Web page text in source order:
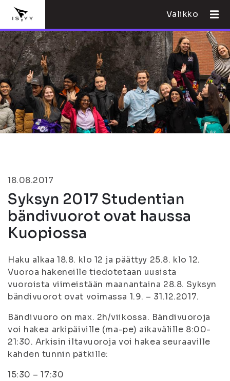
Valikko
18.08.2017
Syksyn 2017 Studentian
bändivuorot ovat haussa
Kuopiossa
Haku alkaa 18.8. klo 12 ja päättyy 25.8. klo 12.
Vuoroa hakeneille tiedotetaan uusista
vuoroista viimeistään maanantaina 28.8. Syksyn
bändivuorot ovat voimassa 1.9. – 31.12.2017.
Bändivuoro on max. 2h/viikossa. Bändivuoroja
voi hakea arkipäiville (ma-pe) aikavälille 8:00-
21:30. Arkisin iltavuoroja voi hakea seuraaville
kahden tunnin pätkille:
15:30 – 17:30